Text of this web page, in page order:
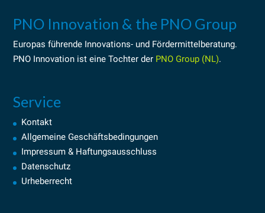
PNO Innovation & the PNO Group
Europas führende Innovations- und Fördermittelberatung.
PNO Innovation ist eine Tochter der PNO Group (NL).
Service
Kontakt
Allgemeine Geschäftsbedingungen
Impressum & Haftungsausschluss
Datenschutz
Urheberrecht